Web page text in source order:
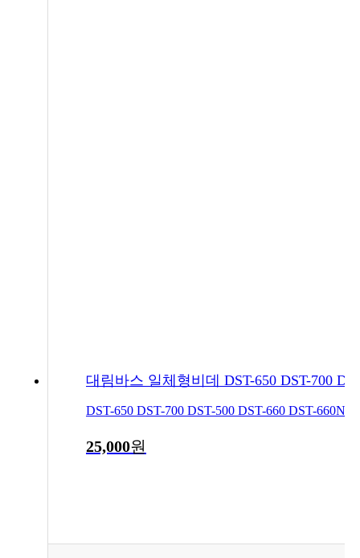
DST-650 DST-700 DST-500 DST-660 DST-660N
25,000원